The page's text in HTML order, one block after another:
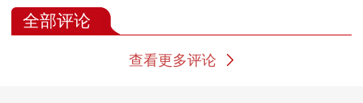
央民族歌舞团 等（字
幕版）
版）
全部评论
查看更多评论